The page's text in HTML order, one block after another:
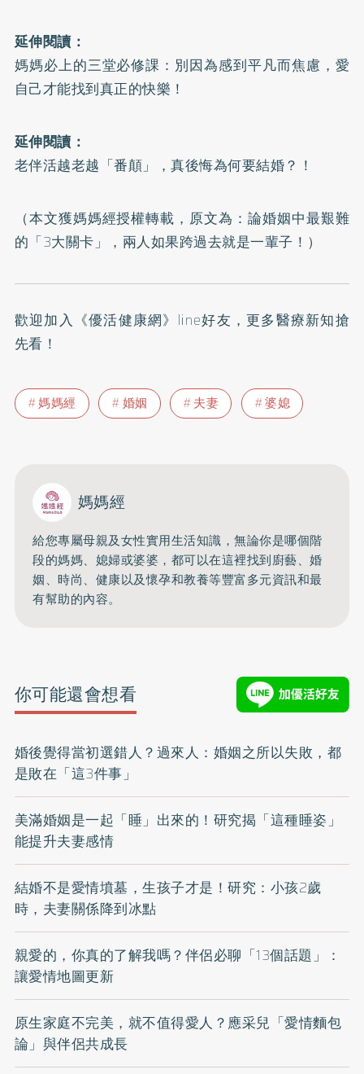
延伸閱讀：
媽媽必上的三堂必修課：別因為感到平凡而焦慮，愛
自己才能找到真正的快樂！
延伸閱讀：
老伴活越老越「番顛」，真後悔為何要結婚？！
（本文獲媽媽經授權轉載，原文為： 論婚姻中最艱難
的「3大關卡」，兩人如果跨過去就是一輩子！ ）
歡迎加入 《優活健康網》line好友 ，更多醫療新知搶
先看！
媽媽經 婚姻 夫妻 婆媳
媽媽經
給您專屬母親及女性實用生活知識，無論你是哪個階
段的媽媽、媳婦或婆婆，都可以在這裡找到廚藝、婚
姻、時尚、健康以及懷孕和教養等豐富多元資訊和最
有幫助的內容。
你可能還會想看
婚後覺得當初選錯人？過來人：婚姻之所以失敗，都
是敗在「這3件事」
美滿婚姻是一起「睡」出來的！研究揭「這種睡姿」
能提升夫妻感情
結婚不是愛情墳墓，生孩子才是！研究：小孩2歲
時，夫妻關係降到冰點
親愛的，你真的了解我嗎？伴侶必聊「13個話題」：
讓愛情地圖更新
原生家庭不完美，就不值得愛人？應采兒「愛情麵包
論」與伴侶共成長